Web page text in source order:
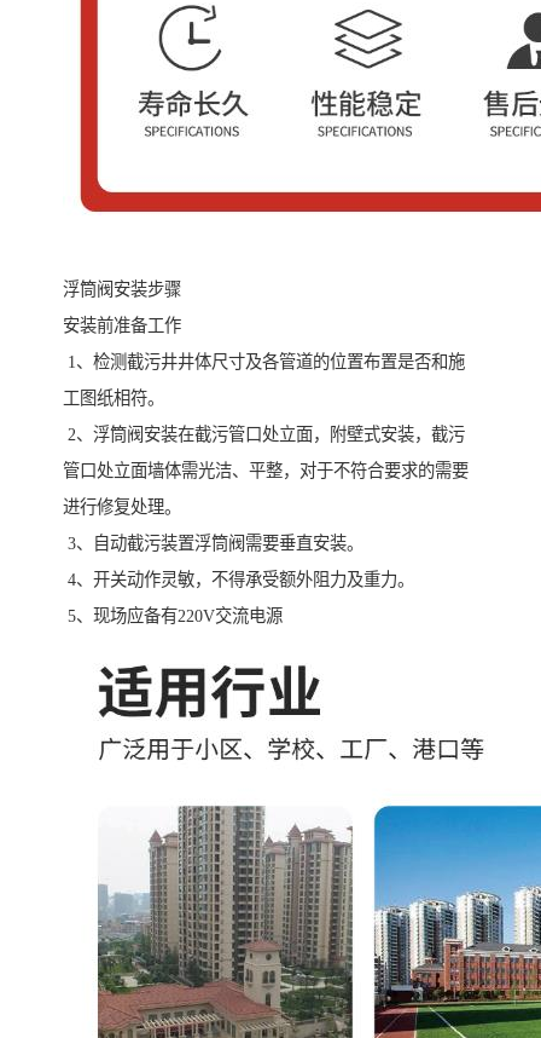
浮筒阀安装步骤
安装前准备工作
1、检测截污井井体尺寸及各管道的位置布置是否和施
工图纸相符。
2、浮筒阀安装在截污管口处立面，附壁式安装，截污
管口处立面墙体需光洁、平整，对于不符合要求的需要
进行修复处理。
3、自动截污装置浮筒阀需要垂直安装。
4、开关动作灵敏，不得承受额外阻力及重力。
5、现场应备有220V交流电源